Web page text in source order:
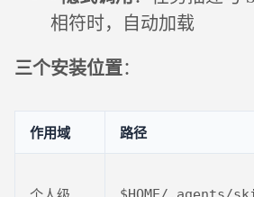
相符时，自动加载
三个安装位置：
作用域 路径